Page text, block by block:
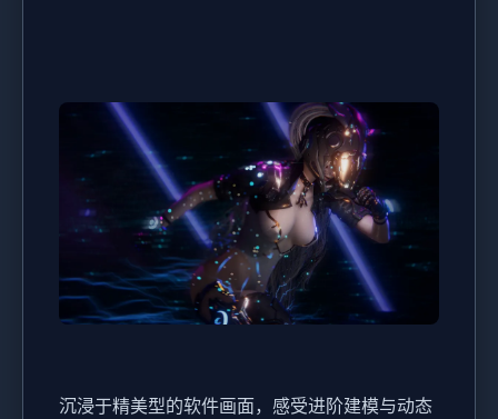
沉浸于精美型的软件画面，感受进阶建模与动态